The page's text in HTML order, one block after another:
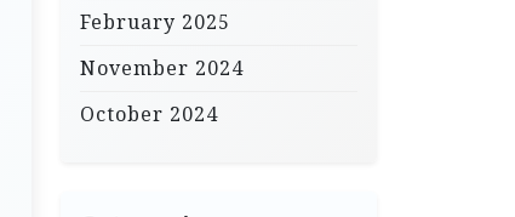
February 2025
November 2024
October 2024